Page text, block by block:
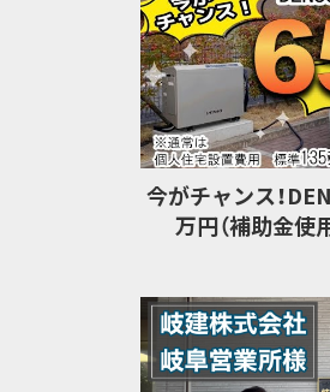
今がチャンス！
万円（補助金使